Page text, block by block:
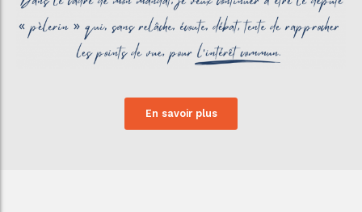
En savoir plus